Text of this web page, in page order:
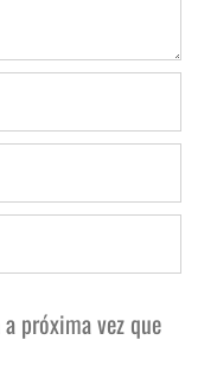
próxima vez que